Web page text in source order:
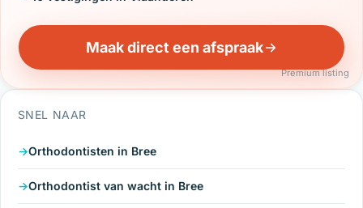
Maak direct een afspraak
Premium listing
SNEL NAAR
Orthodontisten in Bree
Orthodontist van wacht in Bree